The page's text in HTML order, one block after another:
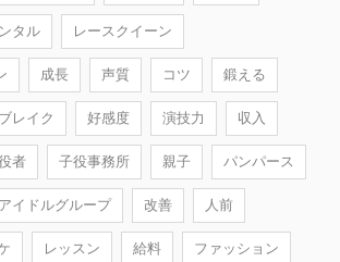
タル レースクイーン
成長 声質 コツ 鍛える
レイク 好感度 演技力 収入
者 子役事務所 親子 パンパース
アイドルグループ 改善 人前
レッスン 給料 ファッション